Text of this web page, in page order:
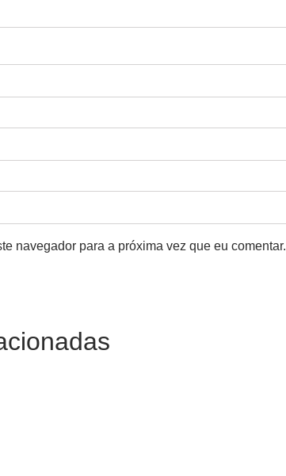
navegador para a próxima vez que eu comentar.